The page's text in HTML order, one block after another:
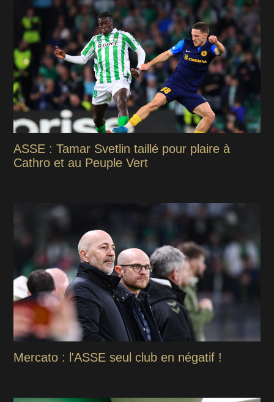
ASSE : Tamar Svetlin taillé pour plaire à
Cathro et au Peuple Vert
Mercato : l'ASSE seul club en négatif !